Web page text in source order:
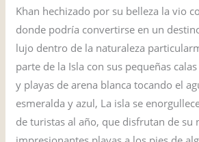
Khan hechizado por su belleza la vio
donde podría convertirse en un
lujo dentro de la naturaleza
parte de la Isla con sus pequeñas
y playas de arena blanca tocando el
esmeralda y azul, La isla se
de turistas al año, que disfrutan de su